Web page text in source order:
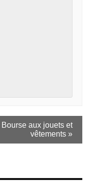
Bourse aux jouets et
vêtements »